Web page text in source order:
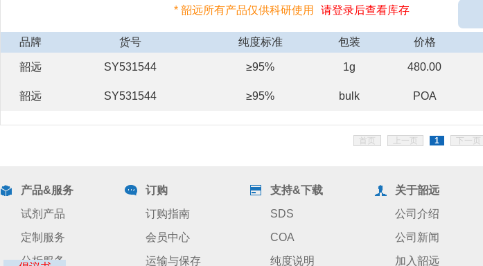
* 韶远所有产品仅供科研使用
请登录后查看库存
品牌 货号 纯度标准 包装 价格
韶远 SY531544 ≥95% 1g 480.00
韶远 SY531544 ≥95% bulk POA
首页 上一页 1 下一页
产品&服务
试剂产品
定制服务
分析服务
订购
订购指南
会员中心
运输与保存
支持&下载
SDS
COA
纯度说明
关于韶远
公司介绍
公司新闻
加入韶远